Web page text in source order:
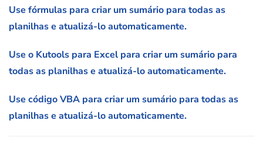
Use fórmulas para criar um sumário para todas as
planilhas e atualizá-lo automaticamente.
Use o Kutools para Excel para criar um sumário para
todas as planilhas e atualizá-lo automaticamente.
Use código VBA para criar um sumário para todas as
planilhas e atualizá-lo automaticamente.